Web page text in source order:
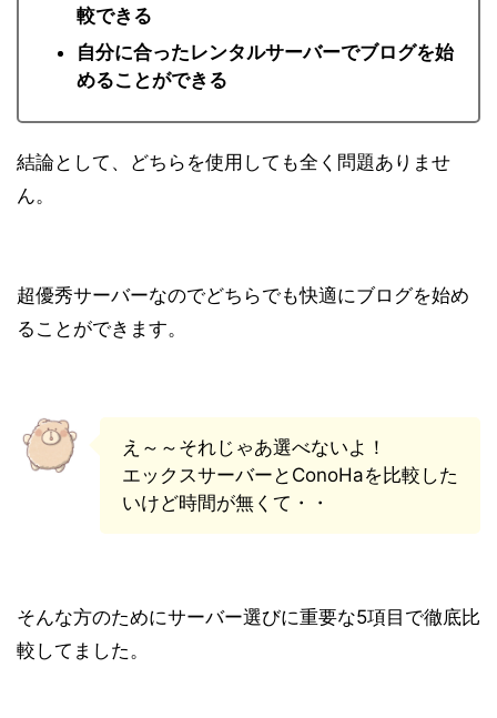
較できる
自分に合ったレンタルサーバーでブログを始
めることができる
結論として、どちらを使用しても全く問題ありませ
ん。
超優秀サーバーなのでどちらでも快適にブログを始め
ることができます。
え～～それじゃあ選べないよ！
エックスサーバーとConoHaを比較した
いけど時間が無くて・・
そんな方のためにサーバー選びに重要な5項目で徹底比
較してました。